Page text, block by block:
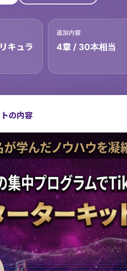
キュラ
追加内容
4章 / 30本相当
の内容